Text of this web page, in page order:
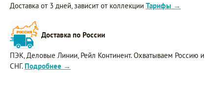
Доставка от 3 дней, зависит от коллекции Тарифы →
Доставка по России
ПЭК, Деловые Линии, Рейл Континент. Охватываем Россию и
СНГ. Подробнее →